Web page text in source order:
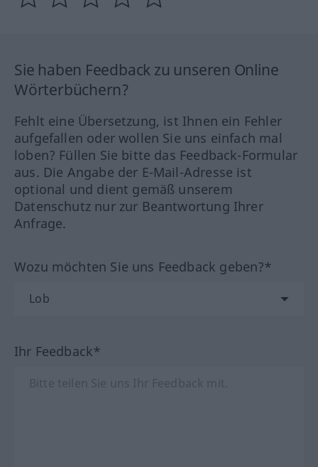
Sie haben Feedback zu unseren Online
Wörterbüchern?
Fehlt eine Übersetzung, ist Ihnen ein Fehler
aufgefallen oder wollen Sie uns einfach mal
loben? Füllen Sie bitte das Feedback-Formular
aus. Die Angabe der E-Mail-Adresse ist
optional und dient gemäß unserem
Datenschutz nur zur Beantwortung Ihrer
Anfrage.
Wozu möchten Sie uns Feedback geben?*
Ihr Feedback*